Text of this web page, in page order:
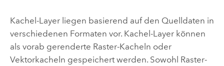
Kachel-Layer liegen basierend auf den Quelldaten in
verschiedenen Formaten vor. Kachel-Layer können
als vorab gerenderte Raster-Kacheln oder
Vektorkacheln gespeichert werden. Sowohl Raster-